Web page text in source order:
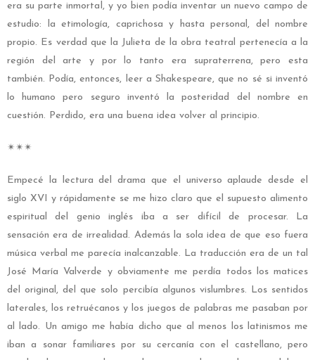
era su parte inmortal, y yo bien podía inventar un nuevo campo de
estudio: la etimología, caprichosa y hasta personal, del nombre
propio. Es verdad que la Julieta de la obra teatral pertenecía a la
región del arte y por lo tanto era supraterrena, pero esta
también. Podía, entonces, leer a Shakespeare, que no sé si inventó
lo humano pero seguro inventó la posteridad del nombre en
cuestión. Perdido, era una buena idea volver al principio.
✴︎✴︎✴︎
Empecé la lectura del drama que el universo aplaude desde el
siglo XVI y rápidamente se me hizo claro que el supuesto alimento
espiritual del genio inglés iba a ser difícil de procesar. La
sensación era de irrealidad. Además la sola idea de que eso fuera
música verbal me parecía inalcanzable. La traducción era de un tal
José María Valverde y obviamente me perdía todos los matices
del original, del que solo percibía algunos vislumbres. Los sentidos
laterales, los retruécanos y los juegos de palabras me pasaban por
al lado. Un amigo me había dicho que al menos los latinismos me
iban a sonar familiares por su cercanía con el castellano, pero